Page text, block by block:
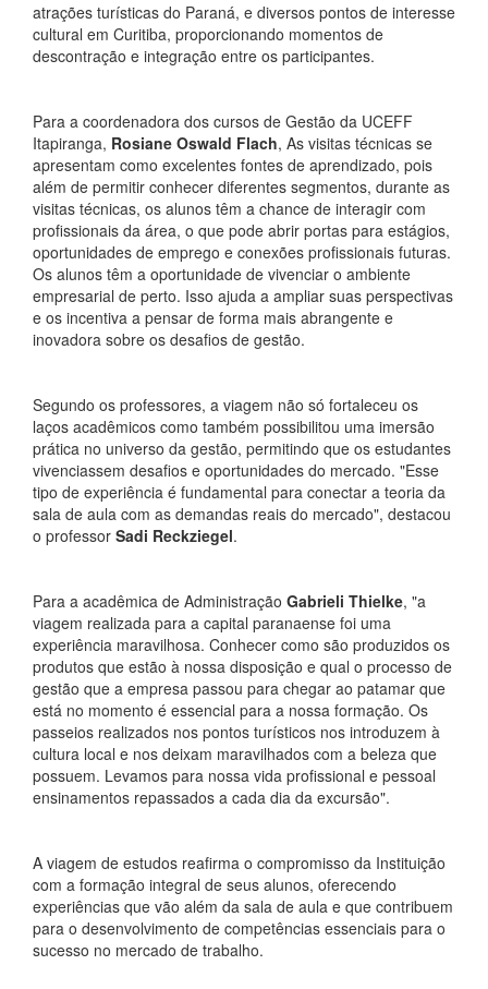
atrações turísticas do Paraná, e diversos pontos de interesse
cultural em Curitiba, proporcionando momentos de
descontração e integração entre os participantes.
Para a coordenadora dos cursos de Gestão da UCEFF
Itapiranga, Rosiane Oswald Flach, As visitas técnicas se
apresentam como excelentes fontes de aprendizado, pois
além de permitir conhecer diferentes segmentos, durante as
visitas técnicas, os alunos têm a chance de interagir com
profissionais da área, o que pode abrir portas para estágios,
oportunidades de emprego e conexões profissionais futuras.
Os alunos têm a oportunidade de vivenciar o ambiente
empresarial de perto. Isso ajuda a ampliar suas perspectivas
e os incentiva a pensar de forma mais abrangente e
inovadora sobre os desafios de gestão.
Segundo os professores, a viagem não só fortaleceu os
laços acadêmicos como também possibilitou uma imersão
prática no universo da gestão, permitindo que os estudantes
vivenciassem desafios e oportunidades do mercado. "Esse
tipo de experiência é fundamental para conectar a teoria da
sala de aula com as demandas reais do mercado", destacou
o professor Sadi Reckziegel.
Para a acadêmica de Administração Gabrieli Thielke, "a
viagem realizada para a capital paranaense foi uma
experiência maravilhosa. Conhecer como são produzidos os
produtos que estão à nossa disposição e qual o processo de
gestão que a empresa passou para chegar ao patamar que
está no momento é essencial para a nossa formação. Os
passeios realizados nos pontos turísticos nos introduzem à
cultura local e nos deixam maravilhados com a beleza que
possuem. Levamos para nossa vida profissional e pessoal
ensinamentos repassados a cada dia da excursão".
A viagem de estudos reafirma o compromisso da Instituição
com a formação integral de seus alunos, oferecendo
experiências que vão além da sala de aula e que contribuem
para o desenvolvimento de competências essenciais para o
sucesso no mercado de trabalho.